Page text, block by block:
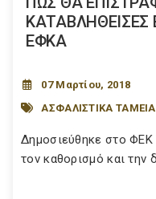
ΚΑΤΑΒΛΗΘΕΙΣΕΣ
ΕΦΚΑ
07 Μαρτίου, 2018
ΑΣΦΑΛΙΣΤΙΚΑ ΤΑΜΕΙΑ
Δημοσιεύθηκε στο
τον καθορισμό και την